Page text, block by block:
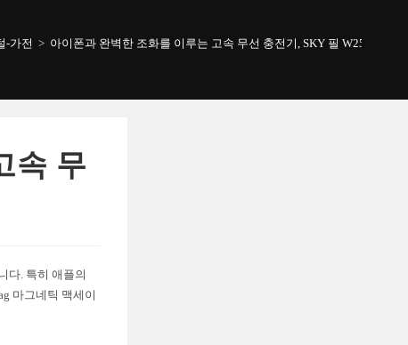
-가전 > 아이폰과 완벽한 조화를 이루는 고속 무선 충전기, SKY 필 W25 Mag!
속 무
다. 특히 애플의
마그네틱 맥세이